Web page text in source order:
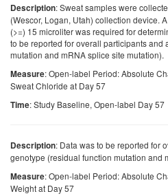
Description: Sweat samples were
(Wescor, Logan, Utah) collection device.
(>=) 15 microliter was required for
to be reported for overall participants and
mutation and mRNA splice site mutation).
Measure: Open-label Period: Absolute
Sweat Chloride at Day 57
Time: Study Baseline, Open-label Day 57
Description: Data was to be reported for
genotype (residual function mutation and
Measure: Open-label Period: Absolute
Weight at Day 57